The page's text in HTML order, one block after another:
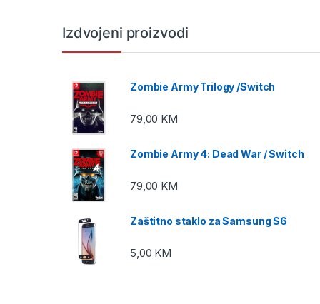
Izdvojeni proizvodi
Zombie Army Trilogy /Switch
79,00 KM
Zombie Army 4: Dead War / Switch
79,00 KM
Zaštitno staklo za Samsung S6
5,00 KM